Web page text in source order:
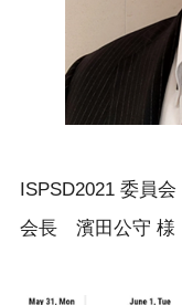
ISPSD2021 委員会
会長 濱田公守 様​​